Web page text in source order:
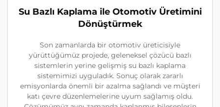
Su Bazlı Kaplama ile Otomotiv Üretimini
Dönüştürmek
Son zamanlarda bir otomotiv üreticisiyle
yürüttüğümüz projede, geleneksel çözücü bazlı
sistemlerin yerine gelişmiş su bazlı kaplama
sistemimizi uyguladık. Sonuç olarak zararlı
emisyonlarda önemli bir azalma sağlandı ve müşteri
katı çevre düzenlemelerine uyum sağlamış oldu.